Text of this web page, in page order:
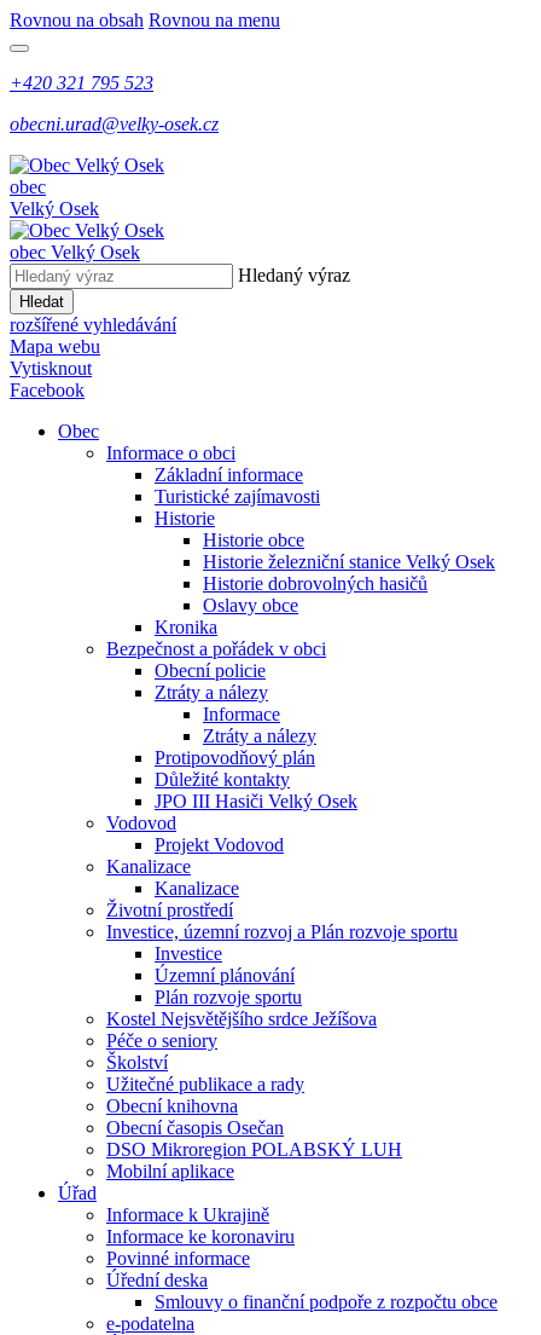
Rovnou na obsah Rovnou na menu
+420 321 795 523
obecni.urad@velky-osek.cz
obec
Velký Osek
obec Velký Osek
Hledaný výraz
Hledat
rozšířené vyhledávání
Mapa webu
Vytisknout
Facebook
Obec
Informace o obci
Základní informace
Turistické zajímavosti
Historie
Historie obce
Historie železniční stanice Velký Osek
Historie dobrovolných hasičů
Oslavy obce
Kronika
Bezpečnost a pořádek v obci
Obecní policie
Ztráty a nálezy
Informace
Ztráty a nálezy
Protipovodňový plán
Důležité kontakty
JPO III Hasiči Velký Osek
Vodovod
Projekt Vodovod
Kanalizace
Kanalizace
Životní prostředí
Investice, územní rozvoj a Plán rozvoje sportu
Investice
Územní plánování
Plán rozvoje sportu
Kostel Nejsvětějšího srdce Ježíšova
Péče o seniory
Školství
Užitečné publikace a rady
Obecní knihovna
Obecní časopis Osečan
DSO Mikroregion POLABSKÝ LUH
Mobilní aplikace
Úřad
Informace k Ukrajině
Informace ke koronaviru
Povinné informace
Úřední deska
Smlouvy o finanční podpoře z rozpočtu obce
e-podatelna